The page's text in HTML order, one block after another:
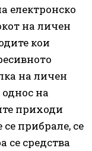
електронско
на личен
кои
на личен
однос на
приходи
прибрале, се
се средства